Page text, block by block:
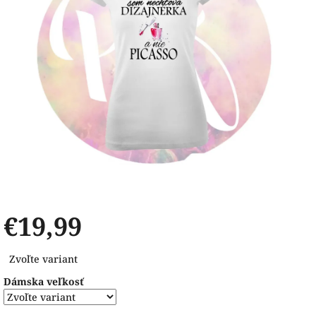
€19,99
cena:
Zvoľte variant
Dámska veľkosť